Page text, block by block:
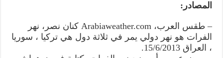
المصادر:
– طقس العرب، Arabiaweather.com كنان نصر، نهر
الفرات هو نهر دولي يمر في ثلاثة دول هي تركيا ، سوريا
، العراق 15/6/2013.